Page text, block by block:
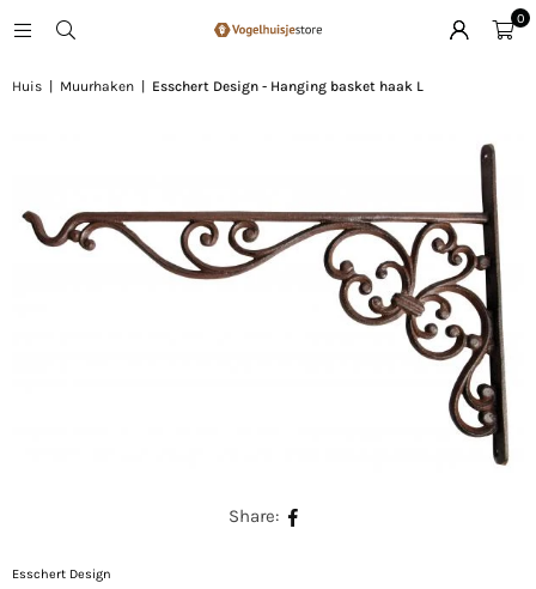
0
Huis Muurhaken Esschert Design - Hanging basket haak L
Share:
Esschert Design